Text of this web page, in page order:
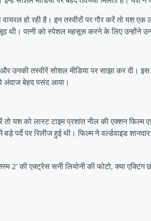
हो रही है। इन तस्वीरों पर गौर करें तो यश
थी। पत्नी को स्पेशल महसूस करने के लिए
उनकी तस्वीरें सोशल मीडिया पर साझा कर दी।
अंदाज बेहद पसंद आया।
तो यश को लास्ट टाइम प्रशांत नील की एक्शन
पर्दे पर रिलीज हुई थी। फिल्म ने वर्ल्डवाइड
2’ की एक्ट्रेस सनी लियोनी की फोटो, क्या